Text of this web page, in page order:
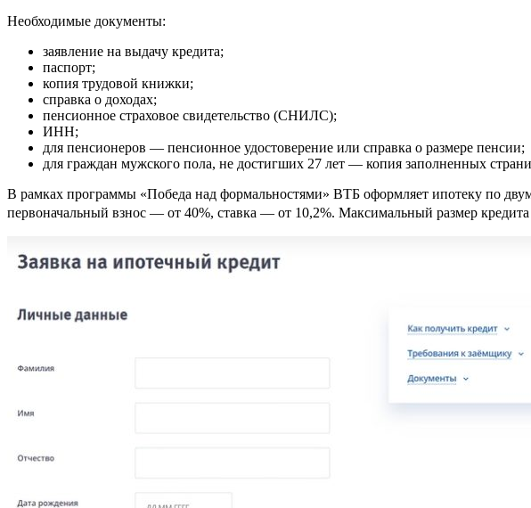
Необходимые документы:
заявление на выдачу кредита;
паспорт;
копия трудовой книжки;
справка о доходах;
пенсионное страховое свидетельство (СНИЛС);
ИНН;
для пенсионеров — пенсионное удостоверение или справка о размере пенсии;
для граждан мужского пола, не достигших 27 лет — копия заполненных
В рамках программы «Победа над формальностями» ВТБ оформляет ипотеку по
первоначальный взнос — от 40%, ставка — от 10,2%. Максимальный размер